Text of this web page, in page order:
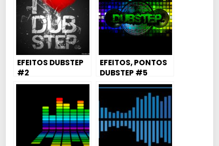
EFEITOS DUBSTEP
#2
EFEITOS, PONTOS
DUBSTEP #5